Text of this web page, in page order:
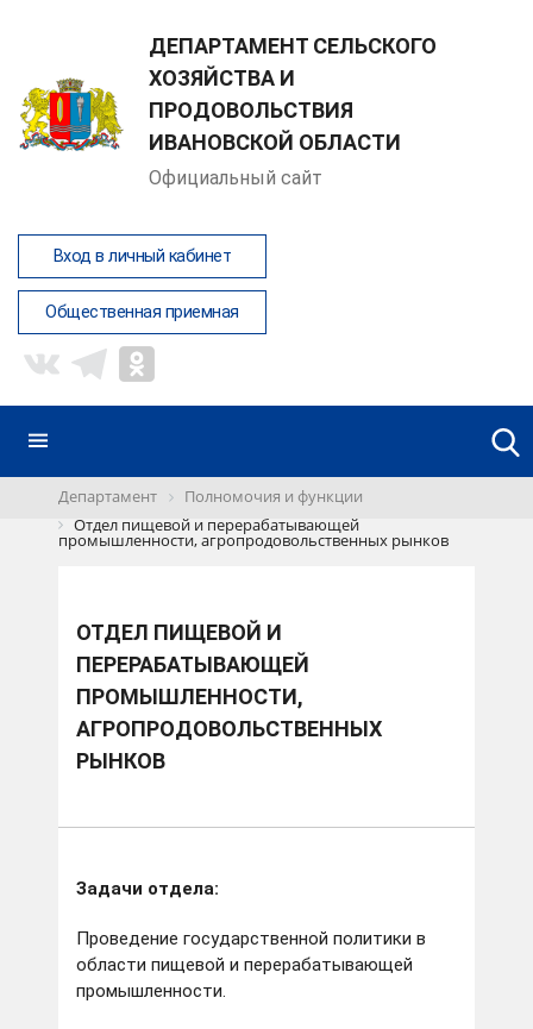
ДЕПАРТАМЕНТ СЕЛЬСКОГО
ХОЗЯЙСТВА И
ПРОДОВОЛЬСТВИЯ
ИВАНОВСКОЙ ОБЛАСТИ
Официальный сайт
Вход в личный кабинет
Общественная приемная
Департамент
Полномочия и функции
Отдел пищевой и перерабатывающей
промышленности, агропродовольственных рынков
ОТДЕЛ ПИЩЕВОЙ И
ПЕРЕРАБАТЫВАЮЩЕЙ
ПРОМЫШЛЕННОСТИ,
АГРОПРОДОВОЛЬСТВЕННЫХ
РЫНКОВ
Задачи отдела:
Проведение государственной политики в
области пищевой и перерабатывающей
промышленности.